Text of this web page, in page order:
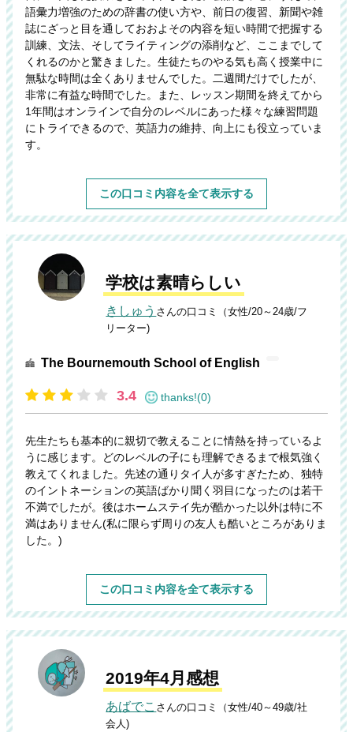
語彙力増強のための辞書の使い方や、前日の復習、新聞や雑
誌にざっと目を通しておおよその内容を短い時間で把握する
訓練、文法、そしてライティングの添削など、ここまでして
くれるのかと驚きました。生徒たちのやる気も高く授業中に
無駄な時間は全くありませんでした。二週間だけでしたが、
非常に有益な時間でした。また、レッスン期間を終えてから
1年間はオンラインで自分のレベルにあった様々な練習問題
にトライできるので、英語力の維持、向上にも役立っていま
す。
この口コミ内容を全て表示する
学校は素晴らしい
きしゅう さんの口コミ（女性/20～24歳/フ
リーター)
The Bournemouth School of English
3.4 thanks!(0)
先生たちも基本的に親切で教えることに情熱を持っているよ
うに感じます。どのレベルの子にも理解できるまで根気強く
教えてくれました。先述の通りタイ人が多すぎたため、独特
のイントネーションの英語ばかり聞く羽目になったのは若干
不満でしたが。後はホームステイ先が酷かった以外は特に不
満はありません(私に限らず周りの友人も酷いところがありま
した。)
この口コミ内容を全て表示する
2019年4月感想
あばでこ さんの口コミ（女性/40～49歳/社
会人)